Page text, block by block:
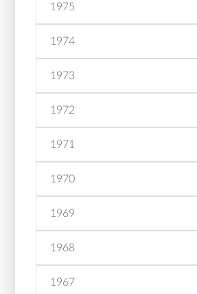
1975
1974
1973
1972
1971
1970
1969
1968
1967